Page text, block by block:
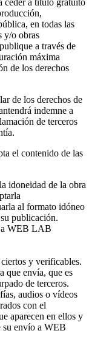
ceder a título gratuito
en todas las
y/o obras
a través de
máxima
de los derechos
de los derechos de
indemne a
de terceros
el contenido de las
idoneidad de la obra
al formato idóneo
publicación.
a WEB LAB
y verificables.
que envía, que es
de terceros.
audios o vídeos
con el
aparecen en ellos y
su envío a WEB